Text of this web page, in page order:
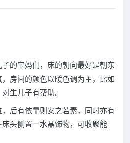
的宝妈们，床的朝向最好是朝东
房间的颜色以暖色调为主，比如
生儿子有帮助。
后有依靠则安之若素，同时亦有
头侧置一水晶饰物，可收聚能